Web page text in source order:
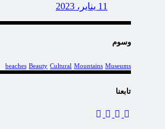
11 يناير، 2023
وسوم
beaches Beauty Cultural Mountains Museums
تابعنا